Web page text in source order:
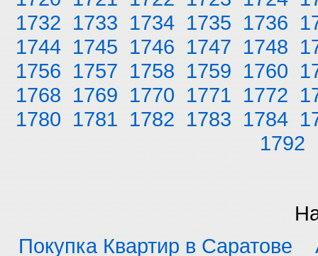
1732 1733 1734 1735 1736
1744 1745 1746 1747 1748
1756 1757 1758 1759 1760
1768 1769 1770 1771 1772
1780 1781 1782 1783 1784
1792
Покупка Квартир в Саратове